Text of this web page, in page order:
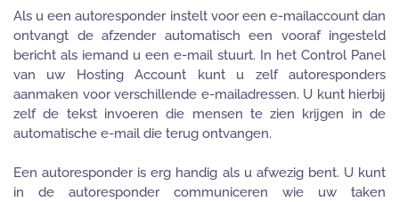
Als u een autoresponder instelt voor een e-mailaccount dan
ontvangt de afzender automatisch een vooraf ingesteld
bericht als iemand u een e-mail stuurt. In het Control Panel
van uw Hosting Account kunt u zelf autoresponders
aanmaken voor verschillende e-mailadressen. U kunt hierbij
zelf de tekst invoeren die mensen te zien krijgen in de
automatische e-mail die terug ontvangen.
Een autoresponder is erg handig als u afwezig bent. U kunt
in de autoresponder communiceren wie uw taken